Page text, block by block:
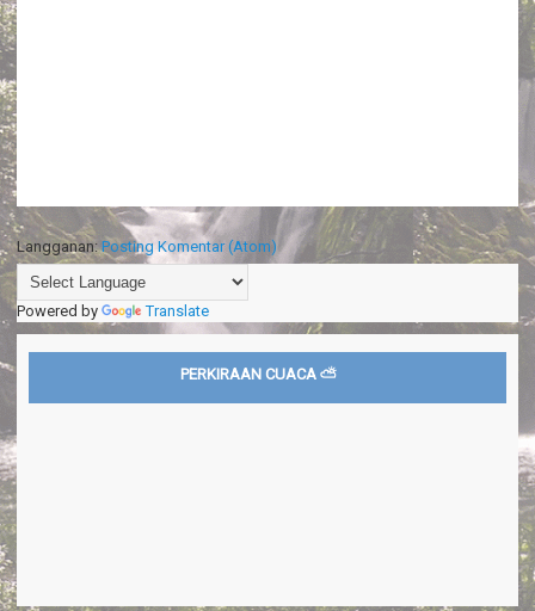
Langganan:Posting Komentar (Atom)
Powered by Translate
PERKIRAAN CUACA ⛅